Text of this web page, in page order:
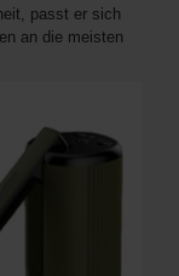
passt er sich
an die meisten